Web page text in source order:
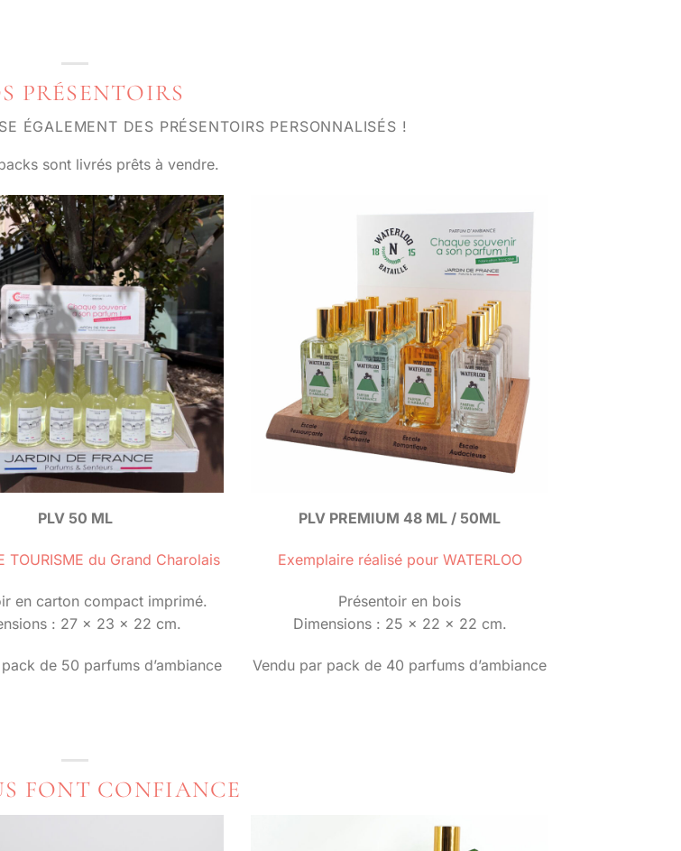
PRÉSENTOIRS
ÉGALEMENT DES PRÉSENTOIRS PERSONNALISÉS !
sont livrés prêts à vendre.
PLV 50 ML
TOURISME du Grand Charolais
en carton compact imprimé.
: 27 x 23 x 22 cm.
de 50 parfums d’ambiance
PLV PREMIUM 48 ML / 50ML
Exemplaire réalisé pour WATERLOO
Présentoir en bois
Dimensions : 25 x 22 x 22 cm.
Vendu par pack de 40 parfums d’ambiance
FONT CONFIANCE